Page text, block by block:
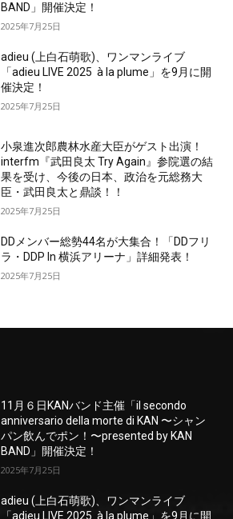
BAND」開催決定！
2025年7月25日
adieu (上白石萌歌)、ワンマンライブ
「adieu LIVE 2025 à la plume」を9月に開
催決定！
2025年7月25日
小泉進次郎農林水産大臣がゲスト出演！
interfm『武田良太 Try Again』参院選の結
果を受け、今後の日本、政治を元総務大
臣・武田良太と鼎談！！
2025年7月25日
DDメンバー総勢44名が大集合！「DDフリ
ラ・DDP In 横浜アリーナ」詳細発表！
2025年7月25日
11月６日KANバンド主催「il secondo
anniversario della morte di KAN 〜シャン
パン飲んでポン！〜presented by KAN
BAND」開催決定！
2025年7月25日
adieu (上白石萌歌)、ワンマンライブ
「adieu LIVE 2025 à la plume」を9月に開